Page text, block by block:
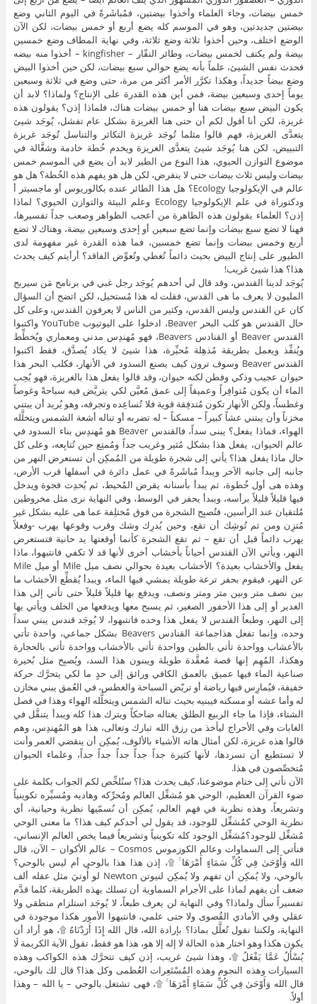
خمس بيضات، وجاء العلماء وأخذوا بيضتين، فمُباشَرةً في اليوم الثاني وضع
بيضتين جديدتين، وهو في الموسم كله يضع أربع أو خمس بيضات، لكن الآن
الوضع اختلف، وحين أخذوا ثلاثة وضع ثلاثة، وفي نهاية المطاف وضع خمسين
بيضة ولم يكتف لخمس بيضات، وطائر النقّار – kingfisher – أخذوا منه بيضه
فحدث نفس الشيئ، علماً بأنه يضع حوالي سبع بيضات، لكن حين أخذوا البيض
وضع بيضاً جديداً، وهكذا تكرَّر الأمر أكثر من مرة، حتى وضع في ثلاثة وسبعين
يوماً إحدى وسبعين بيضة، فمن أين هذه القدرة على الإنتاج؟ ولماذا؟ لابد أن
يكون البيض سبع بيضات هنا أو خمس بيضات هناك، فلماذا إذن؟ يقولون هذه
غريزة، لكن أنا أقول لكم أن حتى هنا الغريزة بشكل عام تفشل، يُوجَد شيئ
يتعدَّى الغريزة، فهم قالوا مثلما تُوجَد غريزة التكاثر والتناسل تُوجَد غريزة
التبييض، لكن هنا يُوجَد شيئ يتعدَّى الغريزة ويخدم خُطة خادمة وشغَّالة في
موضوع التوازن الحيوي، هذا النوع من الطير لابد أن يضع في الموسم خمس
بيضات وليس ثلاث بيضات حتى لا ينقرض، لكن هل هو يفهم هذه الخُطة؟ هل هو
عالم في الإيكولوجيا Ecology؟ هل هذا الطائر عنده بكالوريوس أو ماجسيتر أ
ودكتوراة في علم الإيكولوجيا Ecology وعلم البيئة والتوازن الحيوي؟ لماذا
إذن؟ العلماء يقولون هذه الظاهرة من أعجب الظواهر وصعب جداً تفسيرها،
فهنا لا تضع سبع بيضات وإنما تضع سبعين أو إحدى وسبعين بيضة، وهناك لا تضع
أربع وخمس بيضات وإنما تضع خمسين، فما هذه القدرة غير مفهومة لدى
الطيور على إنتاج البيض بحيث دائماً تُغطي وتُعوِّض الفاقد؟ أرأيتم كيف يحدث
هذا؟ هذا شيئ غريب!
يُوجَد لدينا القندس، وقد قال لي أحدهم يُوجَد رجل غبي في برنامح مَن سيربح
المليون لا يعرف ما هى القدس، فقلت له هذا مُستحيل، لكن اتضح أن السؤال
كان عن القندس وليس القدس، وكثير من الناس لا يعرفون القندس، وعلى كل
حال القندس هو كلب البحر Beaver، ادخلوا على اليوتيوب YouTube واكتبوا
القندس Beaver أو القنادس Beavers، فهو مُهندِس مدني ومعماري ويُخطِّط
ويُنفِّذ ويعمل بطريقة مُذهِلة مُحيِّرة، هذا شيئ لا يكاد يُصدَّق، فقط اكتبوا
القندس Beaver وسوف ترون كيف يصنع السدود في الأنهار، فكلب البحر هذا
حيوان عجيب وذكي وفطن لكنه حيوان، وقد قالوا يفعل هذا بالغريزة، فهو يُحِب
الماء أن يكون مُتوافِراً وعميقاً إلى عمق مُعيَّن لكي يتريَّض فيه سباحةً وغوصاً
وغطساً، ولكن الأنهار تكون مُتدفِقة قوية فلا تُساعِده وتجرفه، وهو يُريد أن يبتني
مخزناً وأن يبتني عشاً كبيراً – مسكناً – له تضربه أو تناله أشعة الشمس ويتخلَّله
الهواء، فماذا يفعل؟ يبنى سداً، فالقندس Beaver هو مُهندِس بناء السدود في
عالم الحيوان، يفعل هذا بشكل مُثير وغريب جداً ومُمتِع حين تُتابِعه، وعلى كل
حال ماذا يفعل هذا؟ يأتي إلى شجرة طويلة من المُمكِن أن تستعرض النهر من
جانبه إلى جانبه الآخر ويبدأ مُباشَرةً في عمل دائرة في أسفلها قرب الأرض،
وهذه هى أول خُطوة، ثم يبدأ بأسنانه يقرض المُحيط، ثم يُحدِث فجوة ويدخل
فيها قليلاً قليلاً برأسه، ويبدأ يحفر في الوسط، وفي النهاية نرى مثل مخروطين
مُلتقيان عند الرأسين، فتُصبِح الشجرة من فوق مُختلِفة عما هى عليه بشكل غير
مُتزِن ومن ثم تُوشِك أن تقع، وحين يُدرِك وشك وقرب وقوعها يهرب -وفعلاً
يهرب دائماً قبل أن تقع – ثم تقع الشجرة كأنما أوقعتها يد حانية فتستعرض
النهر، ويأتي الآن القندس أحياناً بأخشاب أخرى لأنها قد لا تكفي فانتبهوا، ماذا
يفعل والأخشاب بعيدة؟ الأخشاب بعيدة بحوالي نصف ميل Mile أو ميل Mile
عن النهر، فيقوم بحفر ترعة طويلة يمشي فيها الماء، ويبدأ يُقطِّع الأخشاب ما
بين نصف متر وبين متر ومتر ونصف، ويدفع بها قليلاً قليلاً حتى تأتي إلى هذا
الغدير أو إلى هذا الأحفور الصغير، ثم يسبح معها ويدفعها من الخلف ويأتي بها
إلى النهر، وطبعاً القندس لا يفعل هذا وحده فانتبهوا، لا يُوجَد قندس يبني سداً
وحده، وإنما تفعل هذاجماعة القنادس Beavers بشكل جماعي، واحدة تأتي
بالأعشاب وواحدة تأتي بالطين وواحدة تأتي بالأخشاب وواحدة تأتي بالحجارة
وهكذا، المُهِم إنها قصة مُعقَّدة طويلة ويبنون هذا السد، ويُصبِح مثل بُحيرة
صناعية الماء فيها عميق بالعمق الكافي ورائق إلى حدٍ ما لكي يتحرَّك حركة
خفيفة، فيُمارِس فيها رياضة أو تريّض السباحة والغطس، في العُمق يبني مخازن
له وأما عشه أو مسكنه فيبنيه بحيث تناله الشمس ويتخلَّله الهواء وهذا في فصل
الشتاء، فإذا ما جاء الربيع الطلق يغتاله ضاحكاً ويترك هذا كله ويبدأ يتنقَّل في
الغابات وفي الأحراج ليأخذ من رزق الله تبارك وتعالى، هذا هو المُهندِس، وهم
قالوا هذه غريزة، لكن أمثال هاته الأشياء بالألوف، يُمكِن أن ينقضي العمر وأنت
لا تستطيع أن تسردها، لأنها كثيرة جداً جداً جداً جداً جداً، وعلماء الحيوان
مُتخصِّصون في هذا.
الآن نأتي إلى ختام موضوعنا، كيف يحدث هذا؟ سنُلخِّص لكم الجواب بكلمة على
ضوء القرآن العظيم، الوحي هو مُشغِّل العالم ومُحرِّكه وهاديه ومُسيِّره تكوينياً
وتشريعاً، وهذه نظرية في فهم العالم، يُمكِن أن نُسمّيها نظرية وحيانية، أي
نظرية الوحي كمُشغِّل للوجود، قد يقول لي أحدكم كيف هذا؟ ما معنى الوحي
مُشغِّل للوجود؟مُشغِّل الوجود كله تكوينياً وتشريعاً فيما يخص العالم الإنساني،
فنأتي إلى السماوات وعالم الكوزموس Cosmos – عالم الأكوان – الآن، قال
الله وَأَوْحَىٰ فِي كُلِّ سَمَاءٍ أَمْرَهَا ۚ ۩، إذن هذا هذا بالوحي أم ليس بالوحي؟
بالوحي، ولا يُمكِن أن تفهم ولا يُمكِن لنيوتن Newton لو أُوتيَ مثل عقله ألف
ضعف أن يفهم لماذا على الأجرام السماوية أن تسلك بهذه الطريقة، كلما قدَّم
تفسيراً سأل ولماذا؟ وفي النهاية لن يعرف طبعاً، لا يُوجَد استلزام منطقي ولا
عقلي وفي الأمادي القُصوى ولا حتى علمي، فانتبهوا الأمور هكذا موجودة في
النهاية، ولكننا نقول تُعلَّل بماذا؟ بإرادة الله، قال الله إِذَا أَرَدْنَاهُ ۩، هو أراد أن
يكون هكذا وهو اختار هذه الحالة لا إله إلا هو، هذا هو فقط، تقول الآية الكريمة لَا
يُسْأَلُ عَمَّا يَفْعَلُ ۩، وهذا شيئ غريب، إذن كيف تتحرَّك هذه الكواكب وهذه
السيارات وهذه النجوم وهذه المُسْتَعِرات العُظمى وكل هذا؟ قال لك بالوحي،
قال الله وَأَوْحَىٰ فِي كُلِّ سَمَاءٍ أَمْرَهَا ۚ ۩، فهى تشتغل بالوحي – يا الله – وهذا
أولاً.